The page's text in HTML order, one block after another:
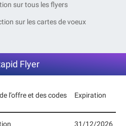
sur tous les flyers
sur les cartes de voeux
Flyer
l’offre et des codes
Expiration
31/12/2026